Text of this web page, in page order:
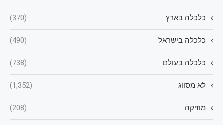
כלכלה בארץ (370)
כלכלה בישראל (490)
כלכלה בעולם (738)
לא מסווג (1,352)
מוזיקה (208)